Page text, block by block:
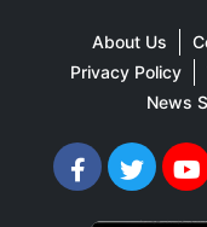
About Us
Privacy Policy
News